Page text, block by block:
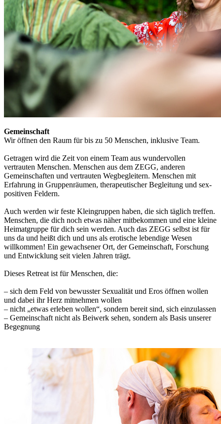
Gemeinschaft
Wir öffnen den Raum für bis zu 50 Menschen, inklusive Team.
Getragen wird die Zeit von einem Team aus wundervollen
vertrauten Menschen. Menschen aus dem ZEGG, anderen
Gemeinschaften und vertrauten Wegbegleitern. Menschen mit
Erfahrung in Gruppenräumen, therapeutischer Begleitung und sex-
positiven Feldern.
Auch werden wir feste Kleingruppen haben, die sich täglich treffen.
Menschen, die dich noch etwas näher mitbekommen und eine kleine
Heimatgruppe für dich sein werden. Auch das ZEGG selbst ist für
uns da und heißt dich und uns als erotische lebendige Wesen
willkommen! Ein gewachsener Ort, der Gemeinschaft, Forschung
und Entwicklung seit vielen Jahren trägt.
Dieses Retreat ist für Menschen, die:
– sich dem Feld von bewusster Sexualität und Eros öffnen wollen
und dabei ihr Herz mitnehmen wollen
– nicht „etwas erleben wollen“, sondern bereit sind, sich einzulassen
– Gemeinschaft nicht als Beiwerk sehen, sondern als Basis unserer
Begegnung